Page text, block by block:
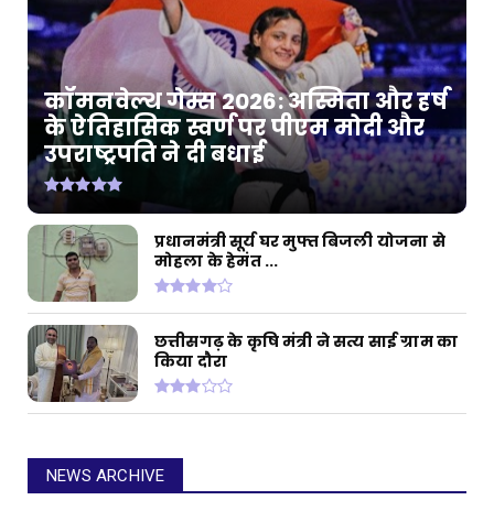
कॉमनवेल्थ गेम्स 2026: अस्मिता और हर्ष
के ऐतिहासिक स्वर्ण पर पीएम मोदी और
उपराष्ट्रपति ने दी बधाई
प्रधानमंत्री सूर्य घर मुफ्त बिजली योजना से
मोहला के हेमंत ...
छत्तीसगढ़ के कृषि मंत्री ने सत्य साई ग्राम का
किया दौरा
NEWS ARCHIVE